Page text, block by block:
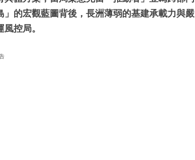
的宏觀藍圖背後，長洲薄弱的基建承載力與嚴
控局。